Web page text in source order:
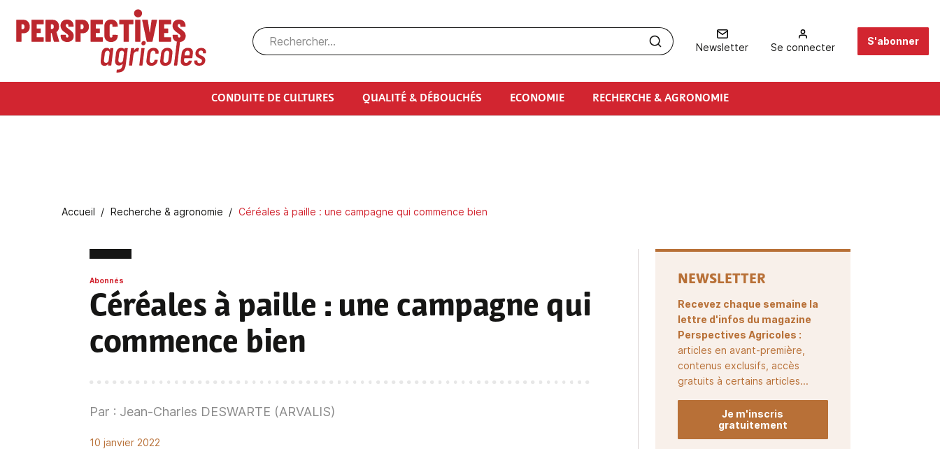
Aller au contenu principal
Newsletter Se connecter
S'abonner
CONDUITE DE CULTURES QUALITÉ & DÉBOUCHÉS ECONOMIE RECHERCHE & AGRONOMIE
Fil d'Ariane
Accueil Recherche & agronomie Céréales à paille : une campagne qui commence bien
Abonnés
Céréales à paille : une campagne qui
commence bien
Par : Jean-Charles DESWARTE (ARVALIS)
10 janvier 2022
NEWSLETTER
Recevez chaque semaine la
lettre d'infos du magazine
Perspectives Agricoles :
articles en avant-première,
contenus exclusifs, accès
gratuits à certains articles...
Je m'inscris
gratuitement